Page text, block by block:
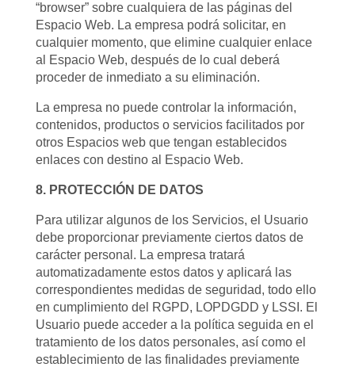
“browser” sobre cualquiera de las páginas del
Espacio Web. La empresa podrá solicitar, en
cualquier momento, que elimine cualquier enlace
al Espacio Web, después de lo cual deberá
proceder de inmediato a su eliminación.
La empresa no puede controlar la información,
contenidos, productos o servicios facilitados por
otros Espacios web que tengan establecidos
enlaces con destino al Espacio Web.
8. PROTECCIÓN DE DATOS
Para utilizar algunos de los Servicios, el Usuario
debe proporcionar previamente ciertos datos de
carácter personal. La empresa tratará
automatizadamente estos datos y aplicará las
correspondientes medidas de seguridad, todo ello
en cumplimiento del RGPD, LOPDGDD y LSSI. El
Usuario puede acceder a la política seguida en el
tratamiento de los datos personales, así como el
establecimiento de las finalidades previamente